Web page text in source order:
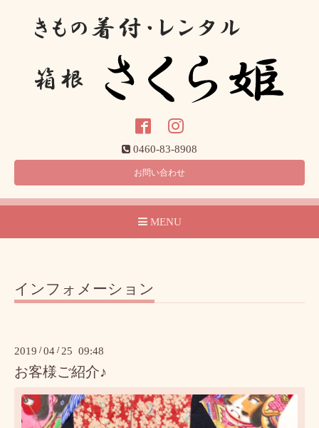
0460-83-8908
お問い合わせ
MENU
インフォメーション
2019 /04 / 25 09:48
お客様ご紹介♪